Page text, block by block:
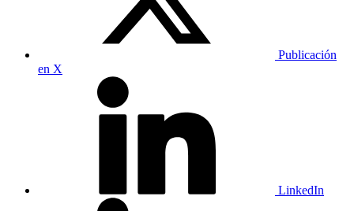
Publicación
en X
LinkedIn